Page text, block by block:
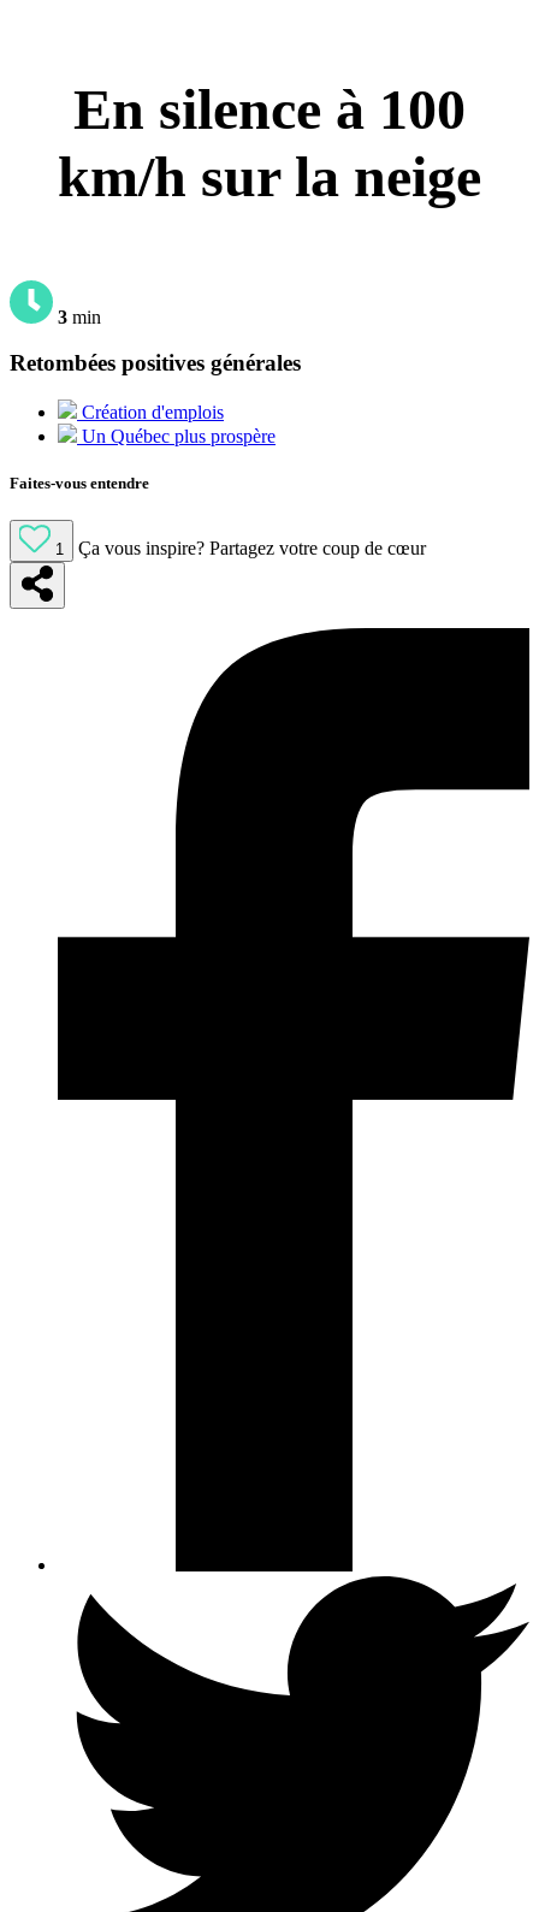
En silence à 100
km/h sur la neige
3 min
Retombées positives générales
Création d'emplois
Un Québec plus prospère
Faites-vous entendre
1 Ça vous inspire? Partagez votre coup de cœur